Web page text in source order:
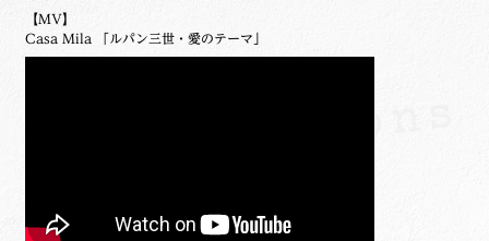
【MV】
Casa Mila 「ルパン三世・愛のテーマ」